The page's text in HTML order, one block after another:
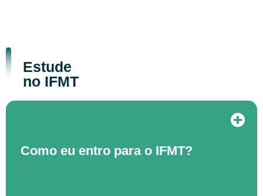
Estude
no IFMT
Como eu entro para o IFMT?